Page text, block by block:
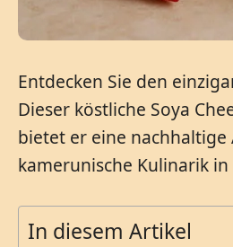
Entdecken Sie den
Dieser köstliche Soya
bietet er eine nachhaltige
kamerunische Kulinarik
In diesem Artikel